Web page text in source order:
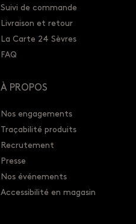
Suivi de commande
Livraison et retour
La Carte 24 Sèvres
FAQ
À PROPOS
Nos engagements
Traçabilité produits
Recrutement
Presse
Nos événements
Accessibilité en magasin